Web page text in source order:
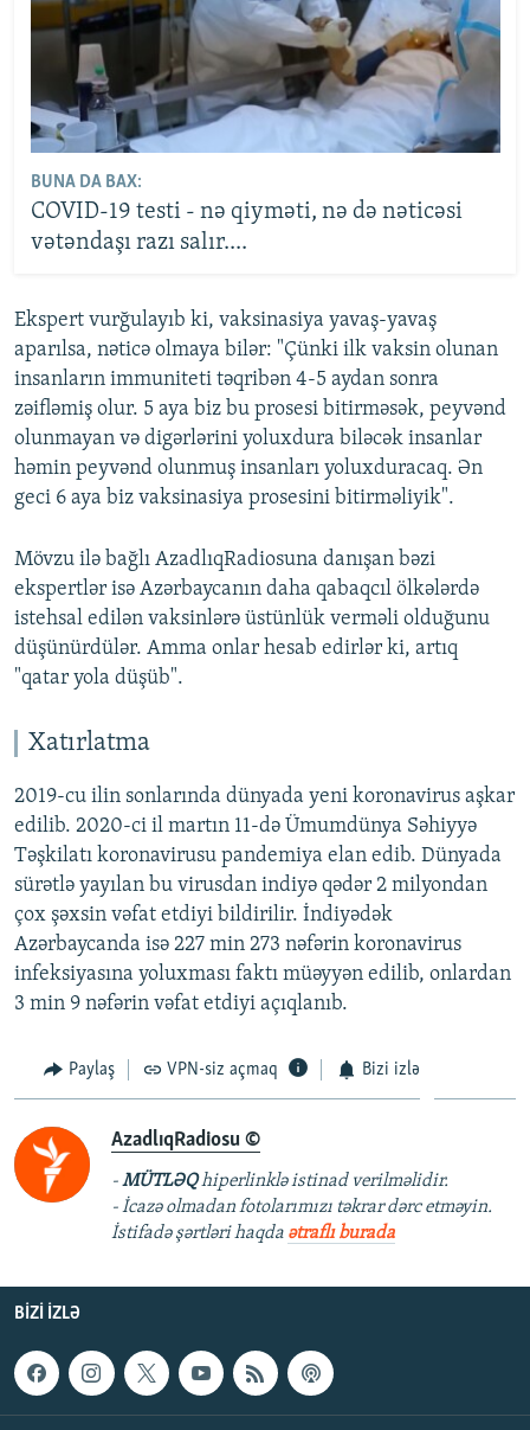
BUNA DA BAX:
COVID-19 testi - nə qiyməti, nə də nəticəsi
vətəndaşı razı salır....
Ekspert vurğulayıb ki, vaksinasiya yavaş-yavaş
aparılsa, nəticə olmaya bilər: "Çünki ilk vaksin olunan
insanların immuniteti təqribən 4-5 aydan sonra
zəifləmiş olur. 5 aya biz bu prosesi bitirməsək, peyvənd
olunmayan və digərlərini yoluxdura biləcək insanlar
həmin peyvənd olunmuş insanları yoluxduracaq. Ən
geci 6 aya biz vaksinasiya prosesini bitirməliyik".
Mövzu ilə bağlı AzadlıqRadiosuna danışan bəzi
ekspertlər isə Azərbaycanın daha qabaqcıl ölkələrdə
istehsal edilən vaksinlərə üstünlük verməli olduğunu
düşünürdülər. Amma onlar hesab edirlər ki, artıq
"qatar yola düşüb".
Xatırlatma
2019-cu ilin sonlarında dünyada yeni koronavirus aşkar
edilib. 2020-ci il martın 11-də Ümumdünya Səhiyyə
Təşkilatı koronavirusu pandemiya elan edib. Dünyada
sürətlə yayılan bu virusdan indiyə qədər 2 milyondan
çox şəxsin vəfat etdiyi bildirilir. İndiyədək
Azərbaycanda isə 227 min 273 nəfərin koronavirus
infeksiyasına yoluxması faktı müəyyən edilib, onlardan
3 min 9 nəfərin vəfat etdiyi açıqlanıb.
Paylaş VPN-siz açmaq Bizi izlə
AzadlıqRadiosu ©
-MÜTLƏQhiperlinklə istinad verilməlidir.
- İcazə olmadan fotolarımızı təkrar dərc etməyin.
İstifadə şərtləri haqda ətraflı burada
BIZI IZLƏ